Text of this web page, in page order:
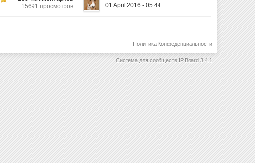
15691 просмотров
01 April 2016 - 05:44
Политика Конфеденциальности
Система для сообществ IP.Board 3.4.1